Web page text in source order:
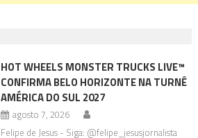
HOT WHEELS MONSTER TRUCKS LIVE™
CONFIRMA BELO HORIZONTE NA TURNÊ
AMÉRICA DO SUL 2027
agosto 7, 2026
Felipe de Jesus - Siga: @felipe_jesusjornalista